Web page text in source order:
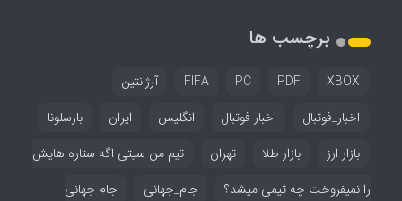
برچسب ها
FIFA PC PDF XBOX
آرژانتین
اخبار_فوتبال
اخبار فوتبال انگلیس ایران
بارسلونا
بازار ارز
بازار طلا تهران
تیم من سیتی اگه ستاره هایش
را نمیفروخت چه تیمی میشد؟
جام_جهانی
جام جهانی